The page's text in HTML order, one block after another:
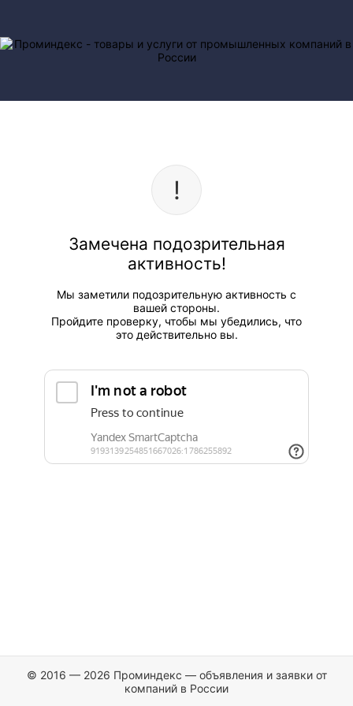
Замечена подозрительная
активность!
Мы заметили подозрительную активность с
вашей стороны.
Пройдите проверку, чтобы мы убедились, что
это действительно вы.
© 2016 — 2026 Проминдекс — объявления и заявки от
компаний в России